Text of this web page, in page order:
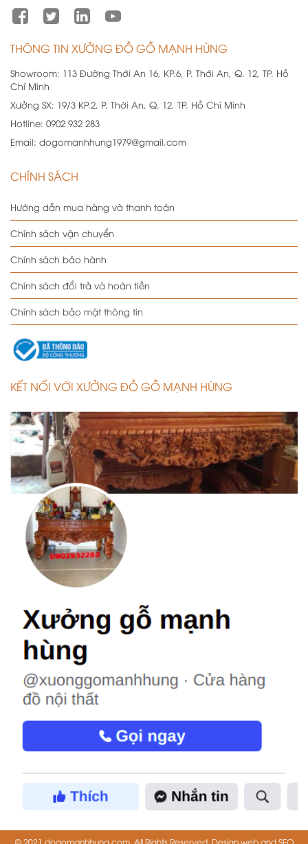
THÔNG TIN XƯỞNG ĐỒ GỖ MẠNH HÙNG
Showroom: 113 Đường Thới An 16, KP.6, P. Thới An, Q. 12, TP. Hồ
Chí Minh
Xưởng SX: 19/3 KP.2, P. Thới An, Q. 12, TP. Hồ Chí Minh
Hotline: 0902 932 283
Email: dogomanhhung1979@gmail.com
CHÍNH SÁCH
Hướng dẫn mua hàng và thanh toán
Chính sách vận chuyển
Chính sách bảo hành
Chính sách đổi trả và hoàn tiền
Chính sách bảo mật thông tin
KẾT NỐI VỚI XƯỞNG ĐỒ GỖ MẠNH HÙNG
© 2021 dogomanhhung.com. All Rights Reserved. Design web and SEO